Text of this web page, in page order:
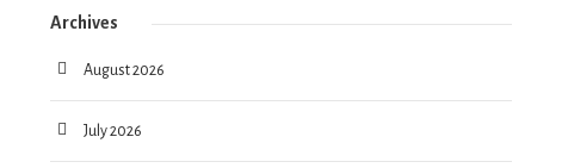
Archives
August 2026
July 2026